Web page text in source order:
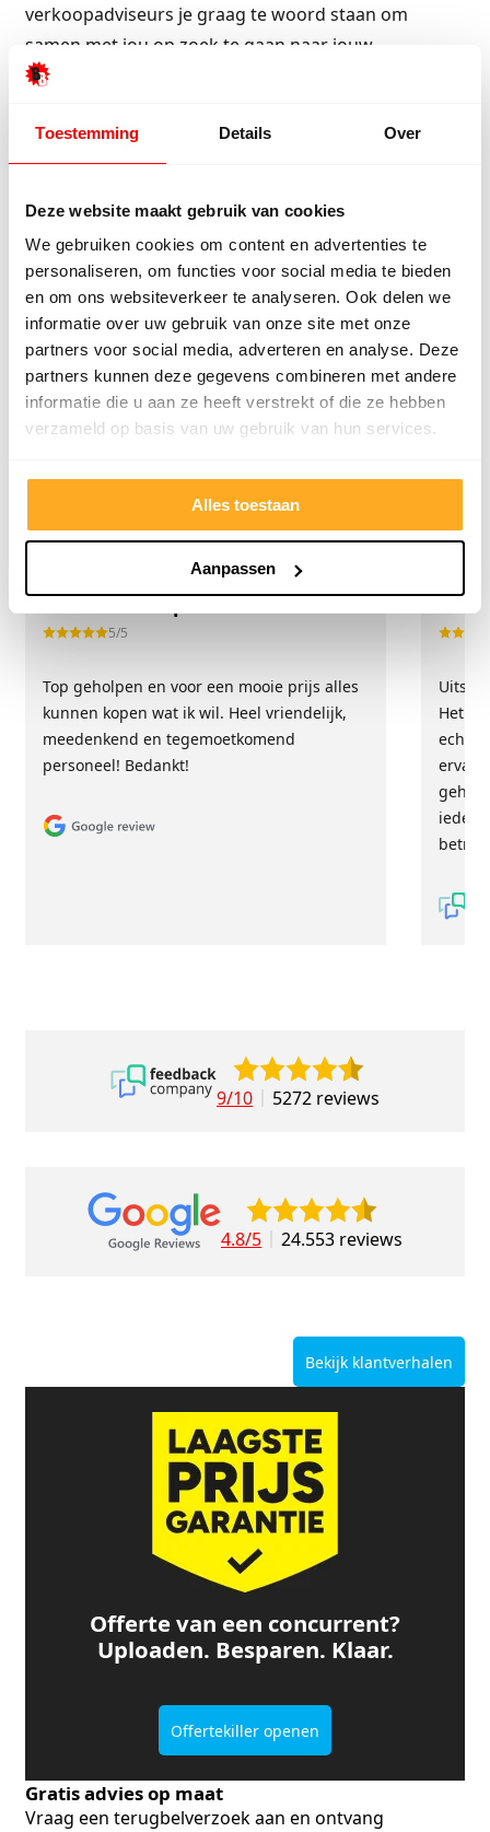
Toestemming Details Over
Deze website maakt gebruik van cookies
We gebruiken cookies om content en advertenties te
personaliseren, om functies voor social media te bieden
en om ons websiteverkeer te analyseren. Ook delen we
informatie over uw gebruik van onze site met onze
partners voor social media, adverteren en analyse. Deze
partners kunnen deze gegevens combineren met andere
informatie die u aan ze heeft verstrekt of die ze hebben
verzameld op basis van uw gebruik van hun services.
Alles toestaan
Aanpassen
verkoopadviseurs je graag te woord staan om
samen met jou op zoek te gaan naar jouw
droomvloer. Onze verkoopadviseurs kunnen je alles
langs. Tijdens je bezoek aan één van onze
showrooms kun je genieten van heerlijk vers gezette
ontmoeten, zien we je zo?
Kom naar de fabriek Neem contact op
Wat onze klanten zeggen
Onze klanten beoordelen ons met een 9/10
Hester Schaap
5/5
Top geholpen en voor een mooie prijs alles
kunnen kopen wat ik wil. Heel vriendelijk,
meedenkend en tegemoetkomend
personeel! Bedankt!
Het
echt
9/10 5272 reviews
4.8/5 24.553 reviews
Bekijk klantverhalen
Offerte van een concurrent?
Uploaden. Besparen. Klaar.
Offertekiller openen
Gratis advies op maat
Vraag een terugbelverzoek aan en ontvang